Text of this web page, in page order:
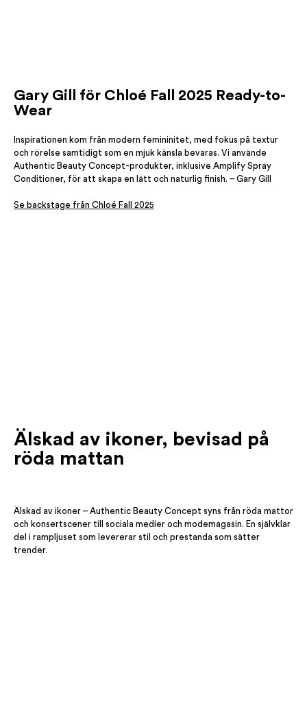
Gary Gill för Chloé Fall 2025 Ready-to-
Wear
Inspirationen kom från modern femininitet, med fokus på textur
och rörelse samtidigt som en mjuk känsla bevaras. Vi använde
Authentic Beauty Concept-produkter, inklusive Amplify Spray
Conditioner, för att skapa en lätt och naturlig finish. – Gary Gill
Se backstage från Chloé Fall 2025
Älskad av ikoner, bevisad på
röda mattan
Älskad av ikoner – Authentic Beauty Concept syns från röda mattor
och konsertscener till sociala medier och modemagasin. En självklar
del i rampljuset som levererar stil och prestanda som sätter
trender.